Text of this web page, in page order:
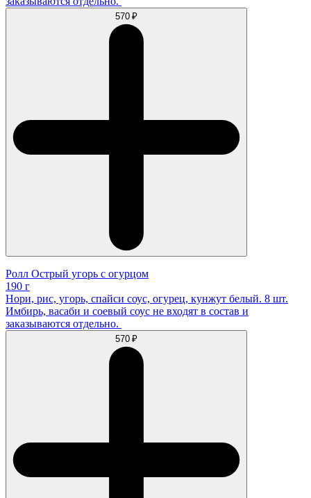
570 ₽
Ролл Острый угорь с огурцом
190 г
Нори, рис, угорь, спайси соус, огурец, кунжут белый. 8 шт.
Имбирь, васаби и соевый соус не входят в состав и
заказываются отдельно.
570 ₽